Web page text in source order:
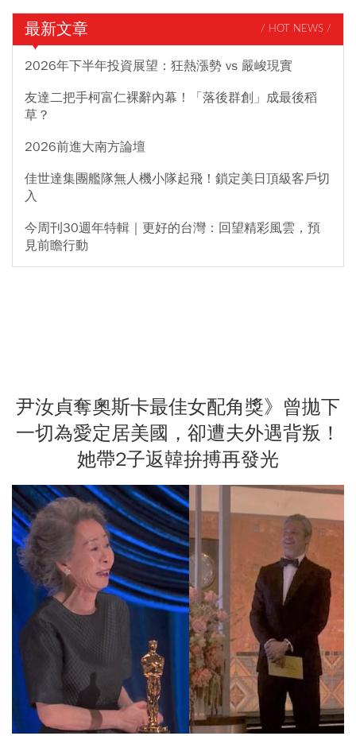
最新文章 / HOT NEWS /
2026年下半年投資展望：狂熱漲勢 vs 嚴峻現實
友達二把手柯富仁裸辭內幕！「落後群創」成最後稻
草？
2026前進大南方論壇
佳世達集團艦隊無人機小隊起飛！鎖定美日頂級客戶切
入
今周刊30週年特輯｜更好的台灣：回望精彩風雲，預
見前瞻行動
尹汝貞奪奧斯卡最佳女配角獎》曾拋下
一切為愛定居美國，卻遭夫外遇背叛！
她帶2子返韓拚搏再發光